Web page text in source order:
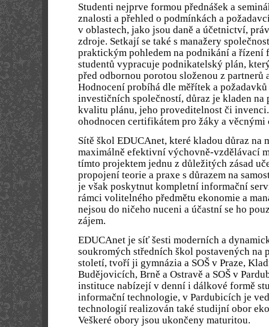
Studenti nejprve formou přednášek a
znalosti a přehled o podmínkách a
v oblastech, jako jsou daně a účetnictví,
zdroje. Setkají se také s manažery
praktickým pohledem na podnikání a řízení
studentů vypracuje podnikatelský plán,
před odbornou porotou složenou z partnerů
Hodnocení probíhá dle měřítek a
investičních společností, důraz je kladen na
kvalitu plánu, jeho proveditelnost či
ohodnocen certifikátem pro žáky a věcnými
Sítě škol EDUCAnet, které kladou důraz na
maximálně efektivní výchovně-vzdělávací
tímto projektem jednu z důležitých zásad
propojení teorie a praxe s důrazem na
je však poskytnut kompletní informační
rámci volitelného předmětu ekonomie a
nejsou do ničeho nuceni a účastní se ho
zájem.
EDUCAnet je síť šesti moderních a
soukromých středních škol postavených na
století, tvoří ji gymnázia a SOŠ v Praze,
Budějovicích, Brně a Ostravě a SOŠ v
instituce nabízejí v denní i dálkové formě
informační technologie, v Pardubicích je
technologií realizován také studijní obor
Veškeré obory jsou ukončeny maturitou.